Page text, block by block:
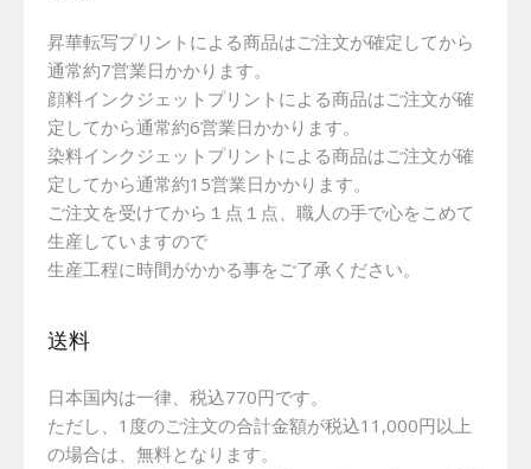
昇華転写プリントによる商品はご注文が確定してから
通常約7営業日かかります。
顔料インクジェットプリントによる商品はご注文が確
定してから通常約6営業日かかります。
染料インクジェットプリントによる商品はご注文が確
定してから通常約15営業日かかります。
ご注文を受けてから１点１点、職人の手で心をこめて
生産していますので
生産工程に時間がかかる事をご了承ください。
送料
日本国内は一律、税込770円です。
ただし、1度のご注文の合計金額が税込11,000円以上
の場合は、無料となります。